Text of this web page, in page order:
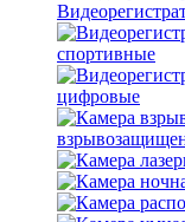
спортивные
цифровые